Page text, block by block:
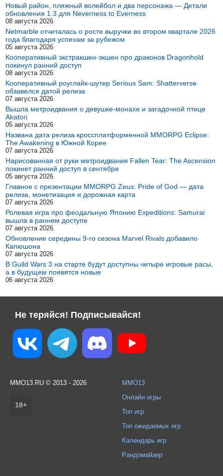
Новый район, пляжный волейбол и два персонажа — Детали
обновления 1.3 для Neverness to Everness
08 августа 2026
Netmarble отчиталась о росте выручки во втором квартале 2026
года благодаря успехам за рубежом
05 августа 2026
Кооперативный экстракшен-экшен про драконов Dragonhold
покинул ранний доступ
08 августа 2026
Кооперативный роуглайк-шутер Serious Sam: Shatterverse
обзавелся датой релиза
07 августа 2026
Вышла метроидвания о девушке-монахе и загадочной птице
Akatori
05 августа 2026
Названа дата релиза кроссплатформенной MMORPG Eclipse:
The Awakening в Южной Корее
07 августа 2026
Нарисованная от руки метроидвания Fallen Tear: The Ascension
покинет ранний доступ в сентябре
05 августа 2026
Главное с презентации MMORPG Zeus: Pride of God — дата
релиза, монетизация и дорожная карта
07 августа 2026
Ролевая игра про феодальную Японию Expeditions: Samurai
вышла в раннем доступе
07 августа 2026
Обновление середины 9-го сезона Marvel Rivals добавило
Капюшона
07 августа 2026
В Guild Wars 3 на старте будут доступны четыре игровые расы,
а в будущем появятся новые
06 августа 2026
Не теряйся! Подписывайся!
MMO13.RU © 2013 - 2026
18+
MMO13
Онлайн игры
Топ игр
Топ ожидаемых игр
Календарь игр
Рандомайзер